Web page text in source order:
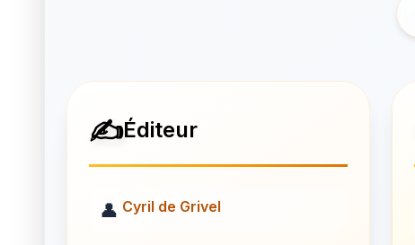
✍️Éditeur
👤 Cyril de Grivel